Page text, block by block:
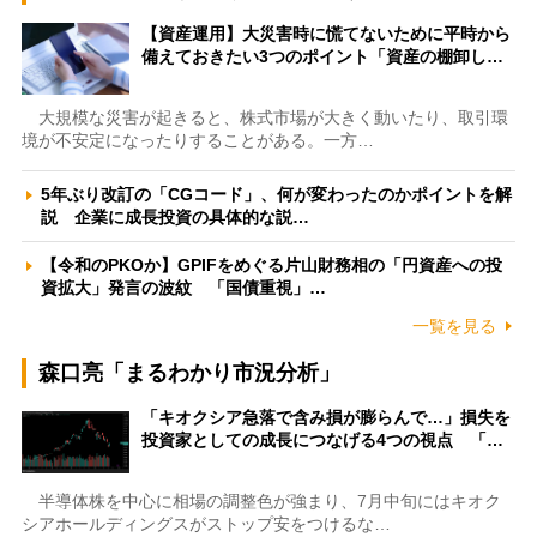
【資産運用】大災害時に慌てないために平時から
備えておきたい3つのポイント「資産の棚卸し…
大規模な災害が起きると、株式市場が大きく動いたり、取引環
境が不安定になったりすることがある。一方…
5年ぶり改訂の「CGコード」、何が変わったのかポイントを解
説 企業に成長投資の具体的な説…
【令和のPKOか】GPIFをめぐる片山財務相の「円資産への投
資拡大」発言の波紋 「国債重視」…
一覧を見る
森口亮「まるわかり市況分析」
「キオクシア急落で含み損が膨らんで…」損失を
投資家としての成長につなげる4つの視点 「…
半導体株を中心に相場の調整色が強まり、7月中旬にはキオク
シアホールディングスがストップ安をつけるな…